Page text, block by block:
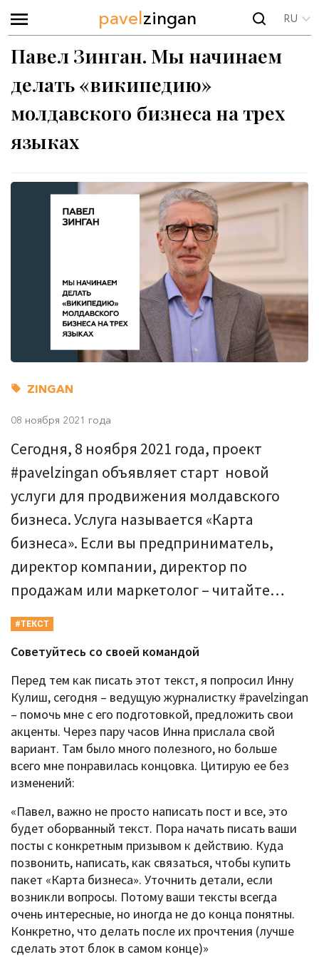
pavelzingan RU
ZINGAN
08 ноября 2021 года
Павел Зинган. Мы начинаем
делать «википедию»
молдавского бизнеса на трех
языках
Сегодня, 8 ноября 2021 года, проект
#pavelzingan объявляет старт новой
услуги для продвижения молдавского
бизнеса. Услуга называется «Карта
бизнеса». Если вы предприниматель,
директор компании, директор по
продажам или маркетолог – читайте…
#ТЕКСТ
Советуйтесь со своей командой
Перед тем как писать этот текст, я попросил Инну
Кулиш, сегодня – ведущую журналистку #pavelzingan
– помочь мне с его подготовкой, предложить свои
акценты. Через пару часов Инна прислала свой
вариант. Там было много полезного, но больше
всего мне понравилась концовка. Цитирую ее без
изменений:
«Павел, важно не просто написать пост и все, это
будет оборванный текст. Пора начать писать ваши
посты с конкретным призывом к действию. Куда
позвонить, написать, как связаться, чтобы купить
пакет «Карта бизнеса». Уточнить детали, если
возникли вопросы. Потому ваши тексты всегда
очень интересные, но иногда не до конца понятны.
Конкретно, что делать после их прочтения (лучше
сделать этот блок в самом конце)»